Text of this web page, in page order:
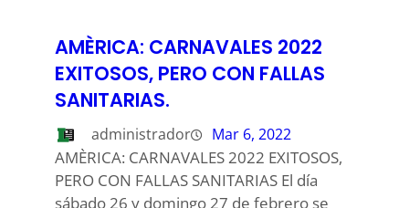
AMÈRICA: CARNAVALES 2022
EXITOSOS, PERO CON FALLAS
SANITARIAS.
administrador Mar 6, 2022
AMÈRICA: CARNAVALES 2022 EXITOSOS,
PERO CON FALLAS SANITARIAS El día
sábado 26 y domingo 27 de febrero se